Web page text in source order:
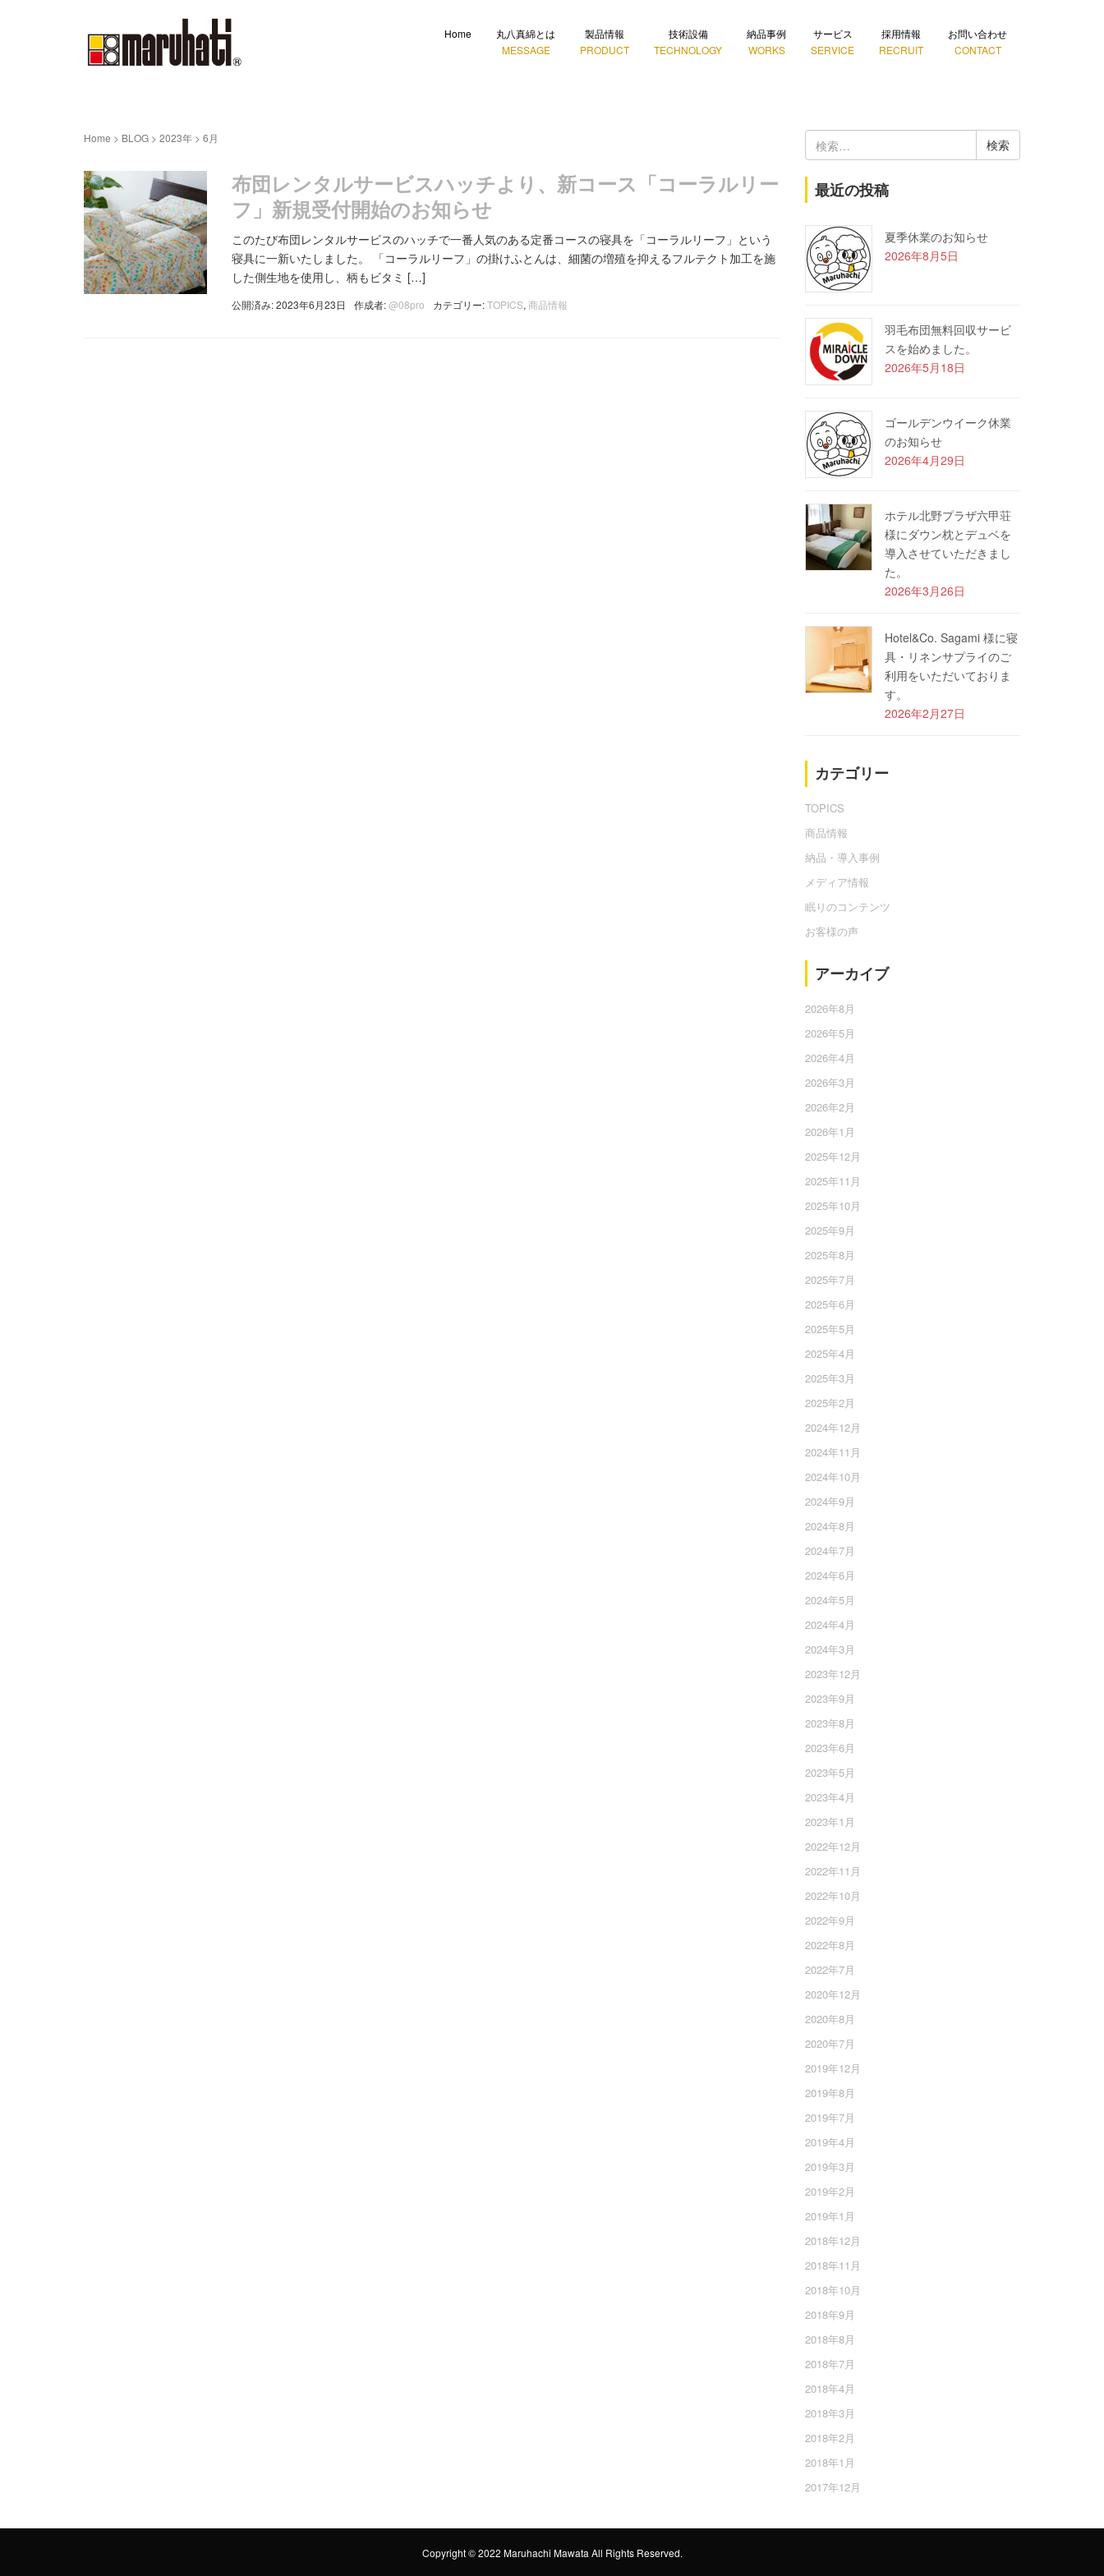
Home
丸八真綿とは
MESSAGE
製品情報
PRODUCT
技術設備
TECHNOLOGY
納品事例
WORKS
サービス
SERVICE
採用情報
RECRUIT
お問い合わせ
CONTACT
Home > BLOG > 2023年 > 6月
布団レンタルサービスハッチより、新コース「コーラルリー
フ」新規受付開始のお知らせ
このたび布団レンタルサービスのハッチで一番人気のある定番コースの寝具を「コーラルリーフ」という
寝具に一新いたしました。 「コーラルリーフ」の掛けふとんは、細菌の増殖を抑えるフルテクト加工を施
した側生地を使用し、柄もビタミ […]
公開済み: 2023年6月23日 作成者:@08pro カテゴリー:TOPICS, 商品情報
検
索:
最近の投稿
夏季休業のお知らせ
2026年8月5日
羽毛布団無料回収サービ
スを始めました。
2026年5月18日
ゴールデンウイーク休業
のお知らせ
2026年4月29日
ホテル北野プラザ六甲荘
様にダウン枕とデュベを
導入させていただきまし
た。
2026年3月26日
Hotel&Co. Sagami 様に寝
具・リネンサプライのご
利用をいただいておりま
す。
2026年2月27日
カテゴリー
TOPICS
商品情報
納品・導入事例
メディア情報
眠りのコンテンツ
お客様の声
アーカイブ
2026年8月
2026年5月
2026年4月
2026年3月
2026年2月
2026年1月
2025年12月
2025年11月
2025年10月
2025年9月
2025年8月
2025年7月
2025年6月
2025年5月
2025年4月
2025年3月
2025年2月
2024年12月
2024年11月
2024年10月
2024年9月
2024年8月
2024年7月
2024年6月
2024年5月
2024年4月
2024年3月
2023年12月
2023年9月
2023年8月
2023年6月
2023年5月
2023年4月
2023年1月
2022年12月
2022年11月
2022年10月
2022年9月
2022年8月
2022年7月
2020年12月
2020年8月
2020年7月
2019年12月
2019年8月
2019年7月
2019年4月
2019年3月
2019年2月
2019年1月
2018年12月
2018年11月
2018年10月
2018年9月
2018年8月
2018年7月
2018年4月
2018年3月
2018年2月
2018年1月
2017年12月
Copyright © 2022 Maruhachi Mawata All Rights Reserved.